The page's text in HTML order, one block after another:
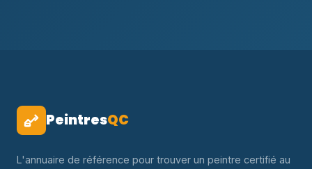
PeintresQC
L'annuaire de référence pour trouver un peintre certifié au